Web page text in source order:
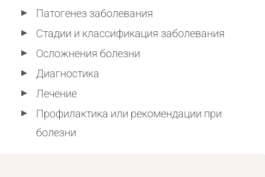
Патогенез заболевания
Стадии и классификация заболевания
Осложнения болезни
Диагностика
Лечение
Профилактика или рекомендации при
болезни